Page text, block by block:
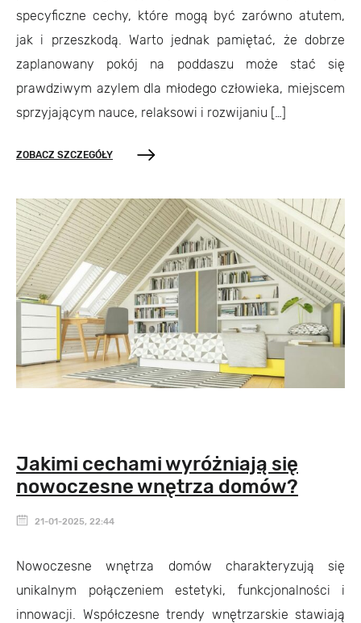
specyficzne cechy, które mogą być zarówno atutem,
jak i przeszkodą. Warto jednak pamiętać, że dobrze
zaplanowany pokój na poddaszu może stać się
prawdziwym azylem dla młodego człowieka, miejscem
sprzyjającym nauce, relaksowi i rozwijaniu […]
ZOBACZ SZCZEGÓŁY
Jakimi cechami wyróżniają się
nowoczesne wnętrza domów?
21-01-2025, 22:44
Nowoczesne wnętrza domów charakteryzują się
unikalnym połączeniem estetyki, funkcjonalności i
innowacji. Współczesne trendy wnętrzarskie stawiają